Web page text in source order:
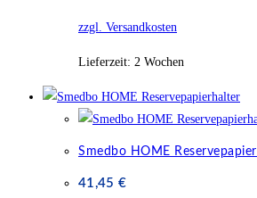
zzgl. Versandkosten
Lieferzeit: 2 Wochen
Smedbo HOME
41,45 €